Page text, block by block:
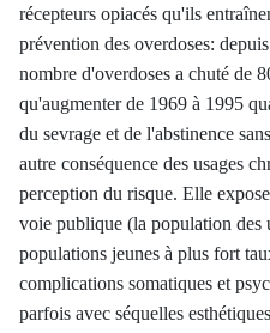
récepteurs opiacés qu'ils
prévention des overdoses:
nombre d'overdoses a chuté de
qu'augmenter de 1969 à 1995
du sevrage et de l'abstinence
autre conséquence des usages
perception du risque. Elle
voie publique (la population des
populations jeunes à plus fort
complications somatiques et
parfois avec séquelles